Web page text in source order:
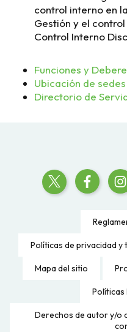
control interno en
Gestión y el
Control Interno
Funciones y
Ubicación de
Directorio de
Políticas de privacidad y
Mapa del sitio
Políticas
Derechos de autor y/o